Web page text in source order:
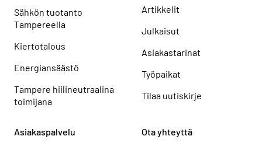
Sähkön tuotanto
Tampereella
Kiertotalous
Energiansäästö
Tampere hiilineutraalina
toimijana
Artikkelit
Julkaisut
Asiakastarinat
Työpaikat
Tilaa uutiskirje
Asiakaspalvelu Ota yhteyttä